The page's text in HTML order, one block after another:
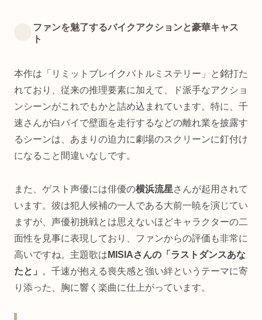
ファンを魅了するバイクアクションと豪華キャス
ト
本作は「リミットブレイクバトルミステリー」と銘打た
れており、従来の推理要素に加えて、ド派手なアクショ
ンシーンがこれでもかと詰め込まれています。特に、千
速さんが白バイで壁面を走行するなどの離れ業を披露す
るシーンは、あまりの迫力に劇場のスクリーンに釘付け
になること間違いなしです。
また、ゲスト声優には俳優の横浜流星さんが起用されて
います。彼は犯人候補の一人である大前一暁を演じてい
ますが、声優初挑戦とは思えないほどキャラクターの二
面性を見事に表現しており、ファンからの評価も非常に
高いですね。主題歌は MISIAさんの「ラストダンスあな
たと」
。千速が抱える喪失感と強い絆というテーマに寄
り添った、胸に響く楽曲に仕上がっています。